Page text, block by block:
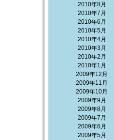
2010年8月
2010年7月
2010年6月
2010年5月
2010年4月
2010年3月
2010年2月
2010年1月
2009年12月
2009年11月
2009年10月
2009年9月
2009年8月
2009年7月
2009年6月
2009年5月